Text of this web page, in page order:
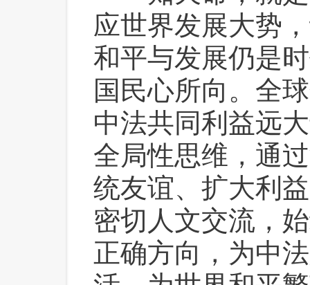
应世界发展大势
和平与发展仍是
国民心所向。全
中法共同利益远
全局性思维，通
统友谊、扩大利
密切人文交流，
正确方向，为中